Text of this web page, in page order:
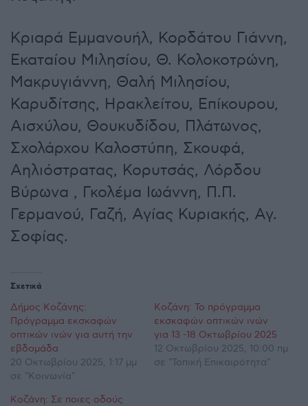
Κριαρά Εμμανουήλ, Κορδάτου Γιάννη,
Εκαταίου Μιλησίου, Θ. Κολοκοτρώνη,
Μακρυγιάννη, Θαλή Μιλησίου,
Καρυδίτσης, Ηρακλείτου, Επίκουρου,
Αισχύλου, Θουκυδίδου, Πλάτωνος,
Σχολάρχου Καλοστύπη, Σκουφά,
Αηλιόστρατας, Κορυτσάς, Λόρδου
Βύρωνα , Γκολέμα Ιωάννη, Π.Π.
Γερμανού, Γαζή, Αγίας Κυριακής, Αγ.
Σοφίας.
Σχετικά
Δήμος Κοζάνης:
Πρόγραμμα εκσκαφών
οπτικών ινών για αυτή την
εβδομάδα
20 Οκτωβρίου 2025, 1:17 μμ
σε "Κοινωνία"
Κοζάνη: Το πρόγραμμα
εκσκαφών οπτικών ινών
για 13 -18 Οκτωβρίου 2025
12 Οκτωβρίου 2025, 10:00 πμ
σε "Τοπική Επικαιρότητα"
Κοζάνη: Σε ποιες οδούς